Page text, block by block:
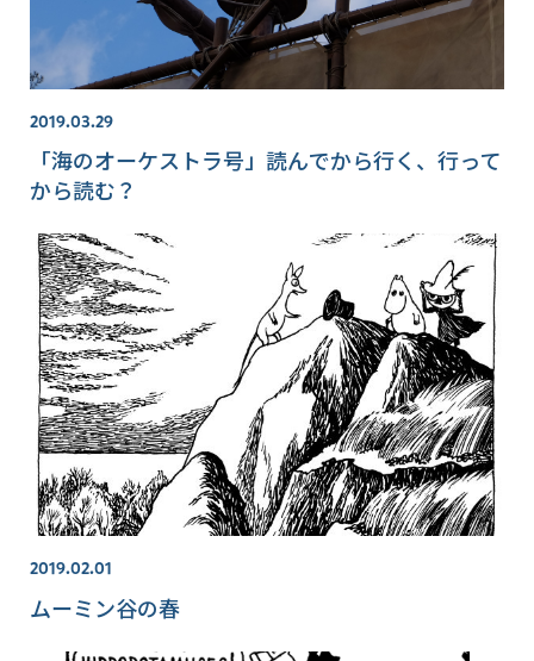
2019.03.29
「海のオーケストラ号」読んでから行く、行って
から読む？
2019.02.01
ムーミン谷の春